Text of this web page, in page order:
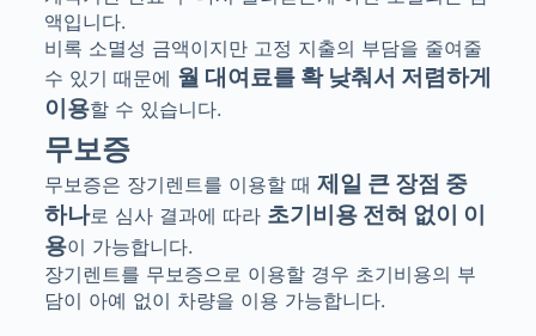
액입니다.
비록 소멸성 금액이지만 고정 지출의 부담을 줄여줄
수 있기 때문에 월 대여료를 확 낮춰서 저렴하게
이용할 수 있습니다.
무보증
무보증은 장기렌트를 이용할 때 제일 큰 장점 중
하나로 심사 결과에 따라 초기비용 전혀 없이 이
용이 가능합니다.
장기렌트를 무보증으로 이용할 경우 초기비용의 부
담이 아예 없이 차량을 이용 가능합니다.